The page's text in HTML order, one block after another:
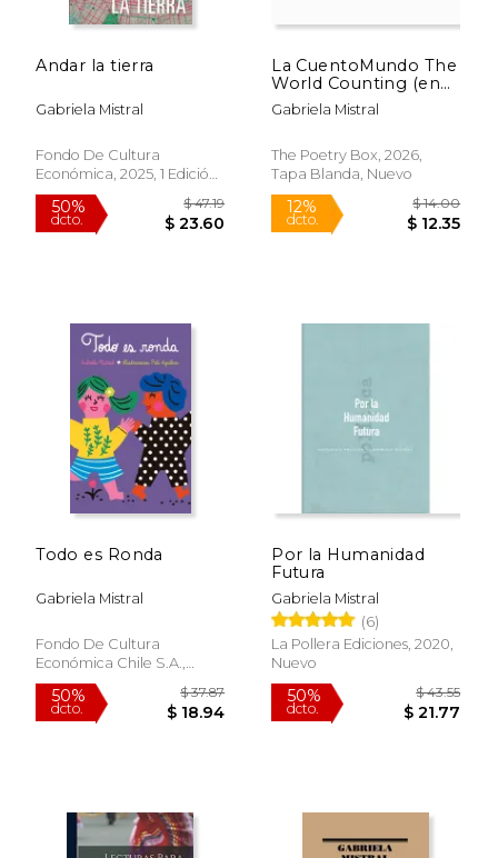
50%
dcto. $ 32.56
Andar la tierra
Gabriela Mistral
Fondo De Cultura
Económica, 2025, 1 Edición,
Tapa Blanda, Nuevo
La CuentoMundo The
World Counting (en
Inglés)
Gabriela Mistral
The Poetry Box, 2026,
Tapa Blanda, Nuevo
Todo es Ronda
Gabriela Mistral
Fondo De Cultura
Económica Chile S.A.,
2023, Tapa Blanda, Nuevo
Por la Humanidad
Futura
Gabriela Mistral
(6)
La Pollera Ediciones, 2020,
Nuevo